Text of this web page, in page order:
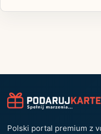
Polski portal premium z